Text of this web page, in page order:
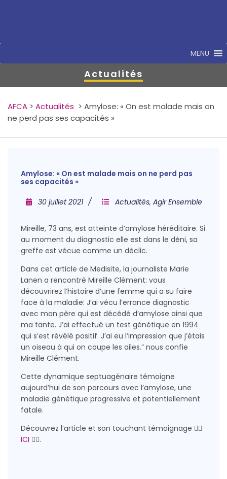
MENU
Actualités
AFCA > Actualités > Amylose: « On est malade mais on
ne perd pas ses capacités »
Amylose: « On est malade mais on ne perd pas
ses capacités »
30 juillet 2021
Actualités, Agir Ensemble
Mireille, 73 ans, est atteinte d’amylose héréditaire. Si
au moment du diagnostic elle est dans le déni, sa
greffe est vécue comme un déclic.
Dans cet article de Medisite, la journaliste Marie
Lanen a rencontré Mireille Clément: vous
découvrirez l’histoire d’une femme qui a su faire
face à la maladie: J’ai vécu l’errance diagnostic
avec mon père qui est décédé d’amylose ainsi que
ma tante. J’ai effectué un test génétique en 1994
qui s’est révélé positif. J’ai eu l’impression que j’étais
un oiseau à qui on coupe les ailes.” nous confie
Mireille Clément.
Cette dynamique septuagénaire témoigne
aujourd’hui de son parcours avec l’amylose, une
maladie génétique progressive et potentiellement
fatale.
Découvrez l’article et son touchant témoignage 👉🏻
ICI 👈🏻.